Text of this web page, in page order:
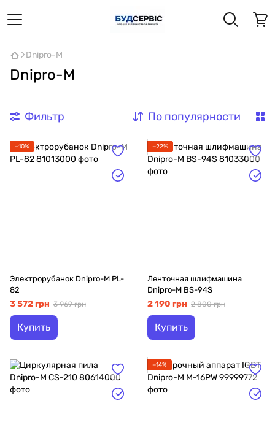
Dnipro-M
Dnipro-M
Фильтр По популярности
−10%
Электрорубанок Dnipro-M PL-
82
3 572 грн 3 969 грн
Купить
−22%
Ленточная шлифмашина
Dnipro-M BS-94S
2 190 грн 2 800 грн
Купить
−14%